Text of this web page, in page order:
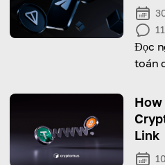
Đọc
toán
How
Link